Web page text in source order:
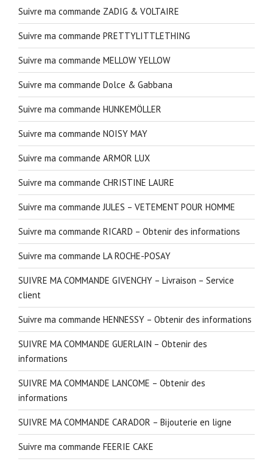
Suivre ma commande ZADIG & VOLTAIRE
Suivre ma commande PRETTYLITTLETHING
Suivre ma commande MELLOW YELLOW
Suivre ma commande Dolce & Gabbana
Suivre ma commande HUNKEMÖLLER
Suivre ma commande NOISY MAY
Suivre ma commande ARMOR LUX
Suivre ma commande CHRISTINE LAURE
Suivre ma commande JULES – VETEMENT POUR HOMME
Suivre ma commande RICARD – Obtenir des informations
Suivre ma commande LA ROCHE-POSAY
SUIVRE MA COMMANDE GIVENCHY – Livraison – Service
client
Suivre ma commande HENNESSY – Obtenir des informations
SUIVRE MA COMMANDE GUERLAIN – Obtenir des
informations
SUIVRE MA COMMANDE LANCOME – Obtenir des
informations
SUIVRE MA COMMANDE CARADOR – Bijouterie en ligne
Suivre ma commande FEERIE CAKE